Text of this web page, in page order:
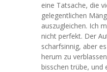
eine Tatsache, die
gelegentlichen
auszugleichen. Ich
nicht perfekt. Der
scharfsinnig, aber
herum zu
bisschen trübe, und